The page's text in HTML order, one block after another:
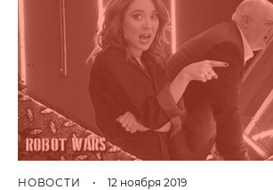
НОВОСТИ • 12 ноября 2019